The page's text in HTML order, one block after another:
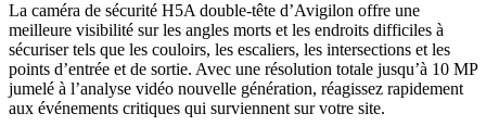
La caméra de sécurité H5A double-tête d’Avigilon offre une
meilleure visibilité sur les angles morts et les endroits difficiles à
sécuriser tels que les couloirs, les escaliers, les intersections et les
points d’entrée et de sortie. Avec une résolution totale jusqu’à 10 MP
jumelé à l’analyse vidéo nouvelle génération, réagissez rapidement
aux événements critiques qui surviennent sur votre site.